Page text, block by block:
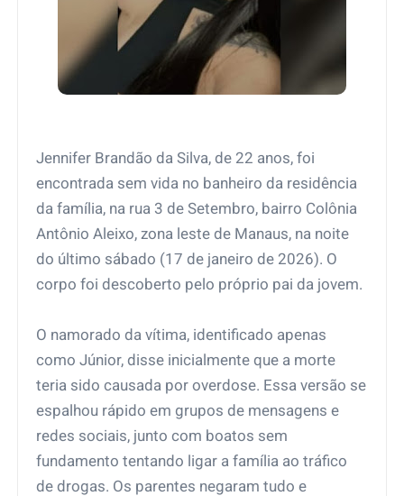
Jennifer Brandão da Silva, de 22 anos, foi
encontrada sem vida no banheiro da residência
da família, na rua 3 de Setembro, bairro Colônia
Antônio Aleixo, zona leste de Manaus, na noite
do último sábado (17 de janeiro de 2026). O
corpo foi descoberto pelo próprio pai da jovem.
O namorado da vítima, identificado apenas
como Júnior, disse inicialmente que a morte
teria sido causada por overdose. Essa versão se
espalhou rápido em grupos de mensagens e
redes sociais, junto com boatos sem
fundamento tentando ligar a família ao tráfico
de drogas. Os parentes negaram tudo e